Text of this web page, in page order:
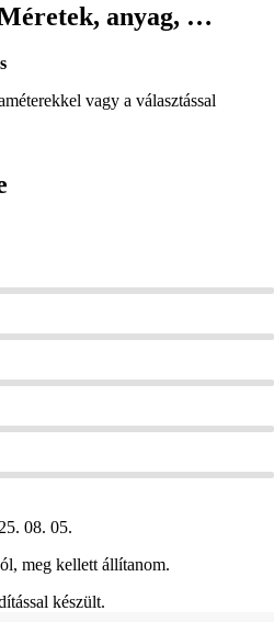
anyag, …
vagy a választással
08. 05.
meg kellett állítanom.
készült.